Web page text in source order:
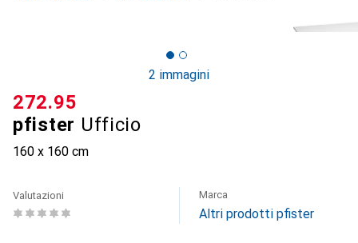
2 immagini
pfister Ufficio
160 x 160 cm
CHF
272.95
Valutazioni Marca
Altri prodotti pfister